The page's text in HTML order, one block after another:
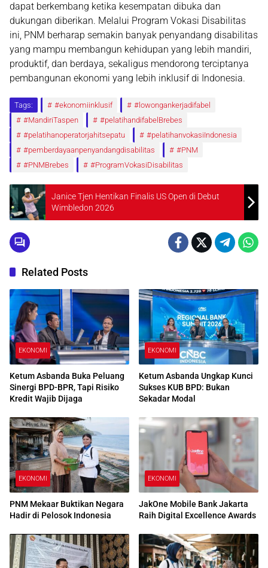
dapat berkembang ketika kesempatan dibuka dan
dukungan diberikan. Melalui Program Vokasi Disabilitas
ini, PNM berharap semakin banyak penyandang disabilitas
yang mampu membangun kehidupan yang lebih mandiri,
produktif, dan berdaya, sekaligus mendorong terciptanya
pembangunan ekonomi yang lebih inklusif di Indonesia.
Tags: #ekonomiinklusif
#lowongankerjadifabel
#MandiriTaspen
#pelatihandifabelBrebes
#pelatihanoperatorjahitsepatu
#pelatihanvokasiIndonesia
#pemberdayaanpenyandangdisabilitas
#PNM
#PNMBrebes
#ProgramVokasiDisabilitas
Janice Tjen Hentikan Finalis US Open di Debut
Wimbledon 2026
Related Posts
EKONOMI
Ketum Asbanda Buka Peluang
Sinergi BPD-BPR, Tapi Risiko
Kredit Wajib Dijaga
EKONOMI
Ketum Asbanda Ungkap Kunci
Sukses KUB BPD: Bukan
Sekadar Modal
EKONOMI
PNM Mekaar Buktikan Negara
Hadir di Pelosok Indonesia
EKONOMI
JakOne Mobile Bank Jakarta
Raih Digital Excellence Awards